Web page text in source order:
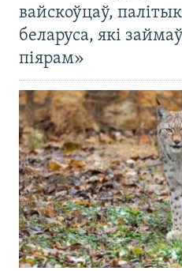
вайскоўцаў,
беларуса, які
піярам»